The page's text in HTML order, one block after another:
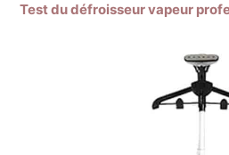
Test du défroisseur vapeur